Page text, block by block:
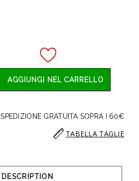
AGGIUNGI NEL CARRELLO
SPEDIZIONE GRATUITA SOPRA I 60€
TABELLA TAGLIE
DESCRIPTION